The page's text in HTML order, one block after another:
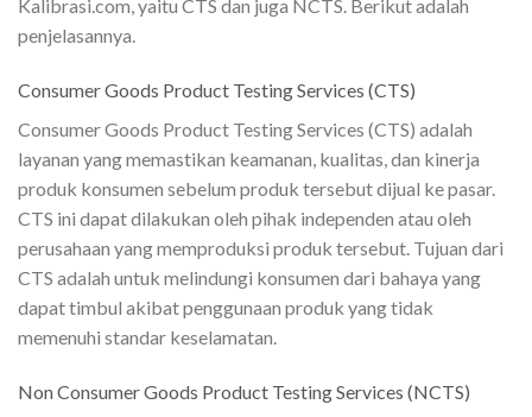
Kalibrasi.com, yaitu CTS dan juga NCTS. Berikut adalah
penjelasannya.
Consumer Goods Product Testing Services (CTS)
Consumer Goods Product Testing Services (CTS) adalah
layanan yang memastikan keamanan, kualitas, dan kinerja
produk konsumen sebelum produk tersebut dijual ke pasar.
CTS ini dapat dilakukan oleh pihak independen atau oleh
perusahaan yang memproduksi produk tersebut. Tujuan dari
CTS adalah untuk melindungi konsumen dari bahaya yang
dapat timbul akibat penggunaan produk yang tidak
memenuhi standar keselamatan.
Non Consumer Goods Product Testing Services (NCTS)